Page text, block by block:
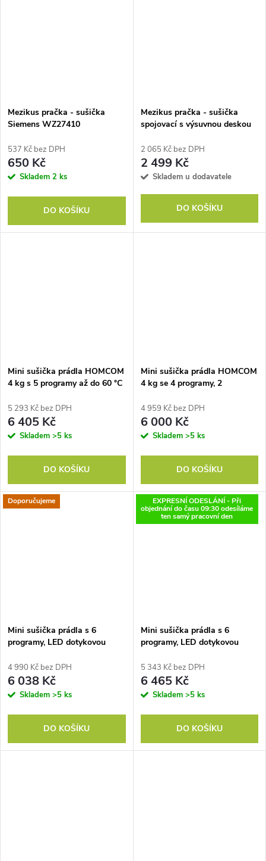
Mezikus pračka - sušička
Siemens WZ27410
537 Kč bez DPH
650 Kč
Skladem 2 ks
DO KOŠÍKU
Mezikus pračka - sušička
spojovací s výsuvnou deskou
2 065 Kč bez DPH
2 499 Kč
Skladem u dodavatele
DO KOŠÍKU
Mini sušička prádla HOMCOM
4 kg s 5 programy až do 60 °C
bubnem a oboustranným
bubnem z nerezové oceli, bílá
5 293 Kč bez DPH
6 405 Kč
Skladem >5 ks
DO KOŠÍKU
Mini sušička prádla HOMCOM
4 kg se 4 programy, 2
65 °C, 850 W pro prádlo
4 959 Kč bez DPH
6 000 Kč
Skladem >5 ks
DO KOŠÍKU
Doporučujeme
Mini sušička prádla s 6
programy, LED dotykovou
W volně stojící nástěnná
sušička s odvětrávaným
otvorem a ochranou proti
přehřátí, černá
4 990 Kč bez DPH
6 038 Kč
Skladem >5 ks
DO KOŠÍKU
EXPRESNÍ ODESLÁNÍ - Při
objednání do času 09:30 odesíláme
ten samý pracovní den
Mini sušička prádla s 6
programy, LED dotykovou
W volně stojící nástěnná
sušička s odvětrávaným
otvorem a ochranou proti
přehřátí, šedá
5 343 Kč bez DPH
6 465 Kč
Skladem >5 ks
DO KOŠÍKU